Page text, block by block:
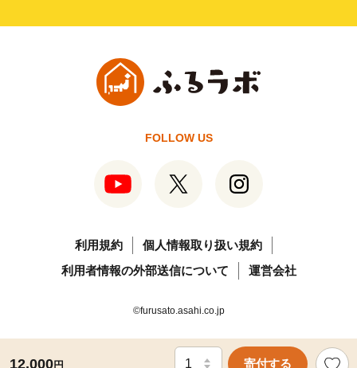
12,000円 寄付する
FOLLOW US
利用規約
個人情報取り扱い規約
利用者情報の外部送信について
運営会社
©furusato.asahi.co.jp